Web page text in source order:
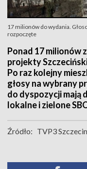
17 milionów do wydania.
rozpoczęte
Ponad 17 milionów
projekty
Po raz kolejny
głosy na wybrany
do dyspozycji
lokalne i zielone
Źródło: TVP3 Szczecin